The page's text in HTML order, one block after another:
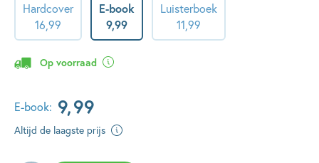
Hardcover
16,99
E-book
9,99
Luisterboek
11,99
Op voorraad
E-book: 9,99
Altijd de laagste prijs